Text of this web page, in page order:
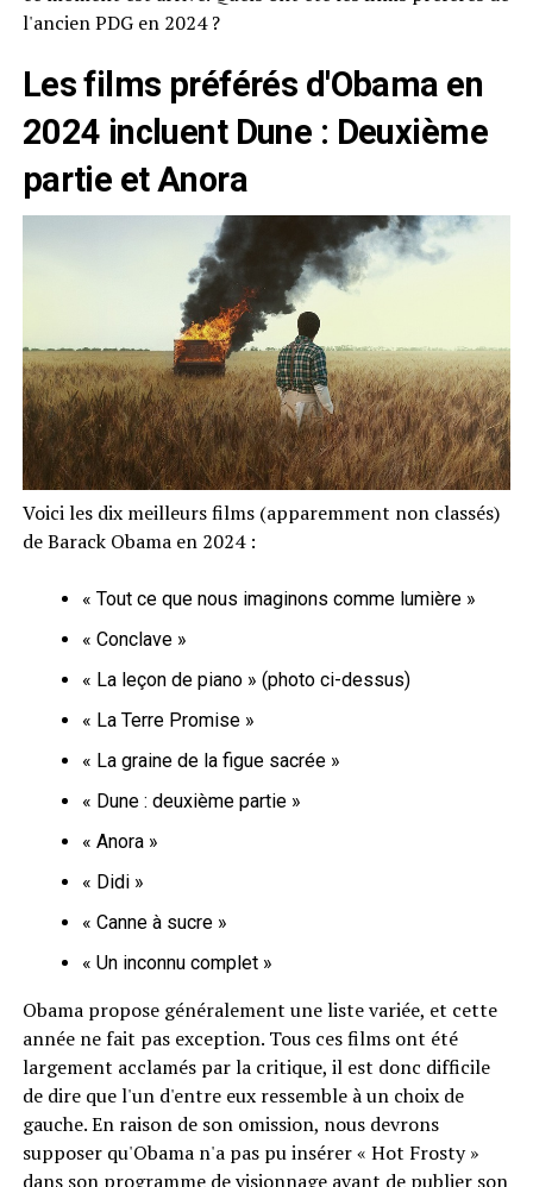
l'ancien PDG en 2024 ?
Les films préférés d'Obama en
2024 incluent Dune : Deuxième
partie et Anora
Voici les dix meilleurs films (apparemment non classés)
de Barack Obama en 2024 :
« Tout ce que nous imaginons comme lumière »
« Conclave »
« La leçon de piano » (photo ci-dessus)
« La Terre Promise »
« La graine de la figue sacrée »
« Dune : deuxième partie »
« Anora »
« Didi »
« Canne à sucre »
« Un inconnu complet »
Obama propose généralement une liste variée, et cette
année ne fait pas exception. Tous ces films ont été
largement acclamés par la critique, il est donc difficile
de dire que l'un d'entre eux ressemble à un choix de
gauche. En raison de son omission, nous devrons
supposer qu'Obama n'a pas pu insérer « Hot Frosty »
dans son programme de visionnage avant de publier son